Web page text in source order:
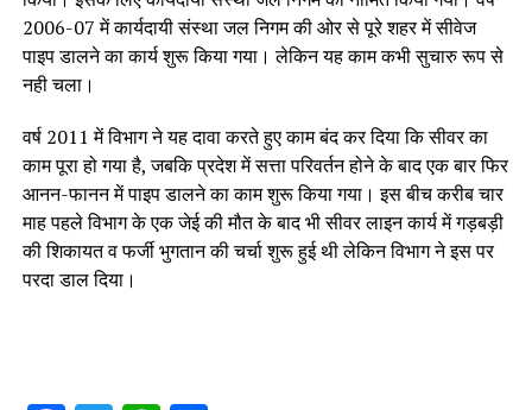
2006-07 में कार्यदायी संस्था जल निगम की ओर से पूरे शहर में सीवेज
पाइप डालने का कार्य शुरू किया गया। लेकिन यह काम कभी सुचारु रूप से
नही चला।
वर्ष 2011 में विभाग ने यह दावा करते हुए काम बंद कर दिया कि सीवर का
काम पूरा हो गया है, जबकि प्रदेश में सत्ता परिवर्तन होने के बाद एक बार फिर
आनन-फानन में पाइप डालने का काम शुरू किया गया। इस बीच करीब चार
माह पहले विभाग के एक जेई की मौत के बाद भी सीवर लाइन कार्य में गड़बड़ी
की शिकायत व फर्जी भुगतान की चर्चा शुरू हुई थी लेकिन विभाग ने इस पर
परदा डाल दिया।